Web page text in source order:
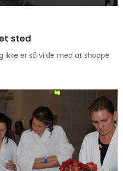
sted
ikke er så vilde med at shoppe